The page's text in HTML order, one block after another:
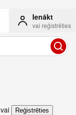
Ienākt
vai reģistrēties
vai Reģistrēties